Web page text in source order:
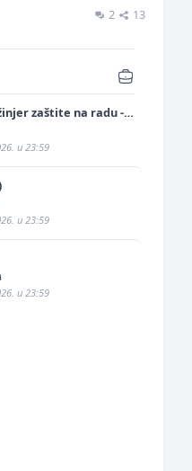
2 13
zaštite na radu -
sigurnosti i pomoći
u 23:59
u 23:59
u 23:59